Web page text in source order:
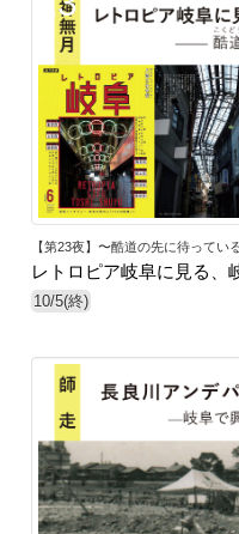
【第23夜】〜酷道の先に待ってい
レトロピア岐阜に見る、
10/5(終)